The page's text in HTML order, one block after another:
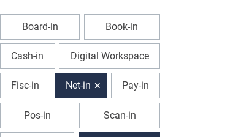
Board-in Book-in
Cash-in Digital Workspace
Fisc-in Net-in Pay-in
Pos-in Scan-in